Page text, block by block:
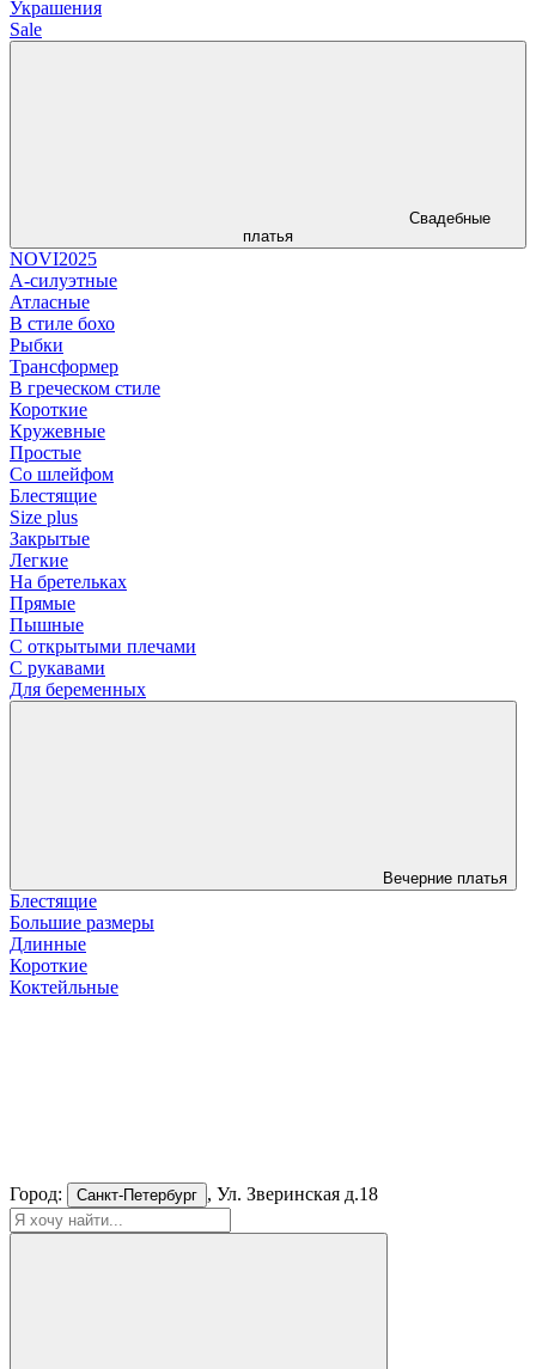
Украшения
Sale
Свадебные
платья
NOVI2025
А-силуэтные
Атласные
В стиле бохо
Рыбки
Трансформер
В греческом стиле
Короткие
Кружевные
Простые
Со шлейфом
Блестящие
Size plus
Закрытые
Легкие
На бретельках
Прямые
Пышные
С открытыми плечами
С рукавами
Для беременных
Вечерние платья
Блестящие
Большие размеры
Длинные
Короткие
Коктейльные
Город: Санкт-Петербург , Ул. Зверинская д.18